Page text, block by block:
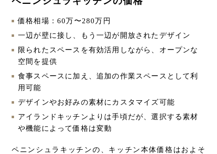
価格相場：60万〜280万円
一辺が壁に接し、もう一辺が開放されたデザイン
限られたスペースを有効活用しながら、オープンな
空間を提供
食事スペースに加え、追加の作業スペースとして利
用可能
デザインやお好みの素材にカスタマイズ可能
アイランドキッチンよりは手頃だが、選択する素材
や機能によって価格は変動
ペニンシュラキッチンの、キッチン本体価格はおよそ